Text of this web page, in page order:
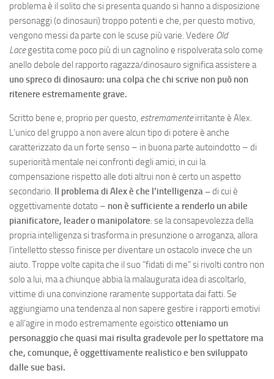
problema è il solito che si presenta quando si hanno a disposizione
personaggi (o dinosauri) troppo potenti e che, per questo motivo,
vengono messi da parte con le scuse più varie. Vedere Old
Lacegestita come poco più di un cagnolino e rispolverata solo come
anello debole del rapporto ragazza/dinosauro significa assistere a
uno spreco di dinosauro: una colpa che chi scrive non può non
ritenere estremamente grave.
Scritto bene e, proprio per questo, estremamenteirritante è Alex.
L’unico del gruppo a non avere alcun tipo di potere è anche
caratterizzato da un forte senso – in buona parte autoindotto – di
superiorità mentale nei confronti degli amici, in cui la
compensazione rispetto alle doti altrui non è certo un aspetto
secondario. Il problema di Alex è che l’intelligenza –di cui è
oggettivamente dotato – non è sufficiente a renderlo un abile
pianificatore, leader o manipolatore: se la consapevolezza della
propria intelligenza si trasforma in presunzione o arroganza, allora
l’intelletto stesso finisce per diventare un ostacolo invece che un
aiuto. Troppe volte capita che il suo “fidati di me” si rivolti contro non
solo a lui, ma a chiunque abbia la malaugurata idea di ascoltarlo,
vittime di una convinzione raramente supportata dai fatti. Se
aggiungiamo una tendenza al non sapere gestire i rapporti emotivi
e all’agire in modo estremamente egoistico otteniamo un
personaggio che quasi mai risulta gradevole per lo spettatore ma
che, comunque, è oggettivamente realistico e ben sviluppato
dalle sue basi.